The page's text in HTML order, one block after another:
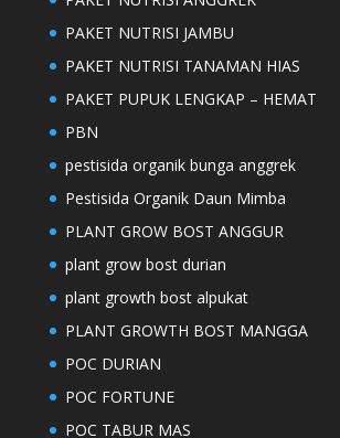
PAKET NUTRISI JAMBU
PAKET NUTRISI TANAMAN HIAS
PAKET PUPUK LENGKAP – HEMAT
PBN
pestisida organik bunga anggrek
Pestisida Organik Daun Mimba
PLANT GROW BOST ANGGUR
plant grow bost durian
plant growth bost alpukat
PLANT GROWTH BOST MANGGA
POC DURIAN
POC FORTUNE
POC TABUR MAS